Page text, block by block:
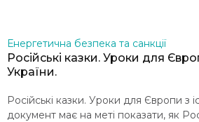
Енергетична безпека та санкції
Російські казки. Уроки для
України.
Російські казки. Уроки для Європи з
документ має на меті показати, як